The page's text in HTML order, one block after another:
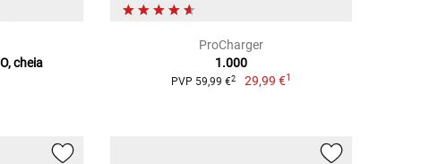
cheia
ProCharger
1.000
PVP 59,99 €2 29,99 €1